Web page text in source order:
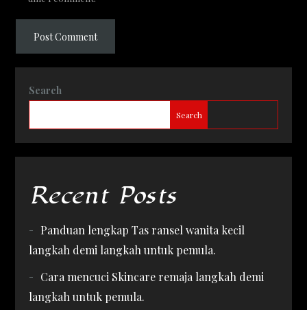
Search
Search
Recent Posts
Panduan lengkap Tas ransel wanita kecil
langkah demi langkah untuk pemula.
Cara mencuci Skincare remaja langkah demi
langkah untuk pemula.